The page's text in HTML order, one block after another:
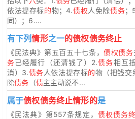
依法提存标的物；4.债权人免除债务；
同）；6....
有下列情形之一的债权债务终止
《民法典》第五百五十七条，债权债务
务已经履行（还清钱了）2.债务相互
消）3.债务人依法提存标的物（把钱交
除债务 （债主主动说不...
属于债权债务终止情形的是
《民法典》第557条规定， 债权债务